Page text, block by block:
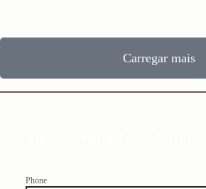
Carregar mais
Phone